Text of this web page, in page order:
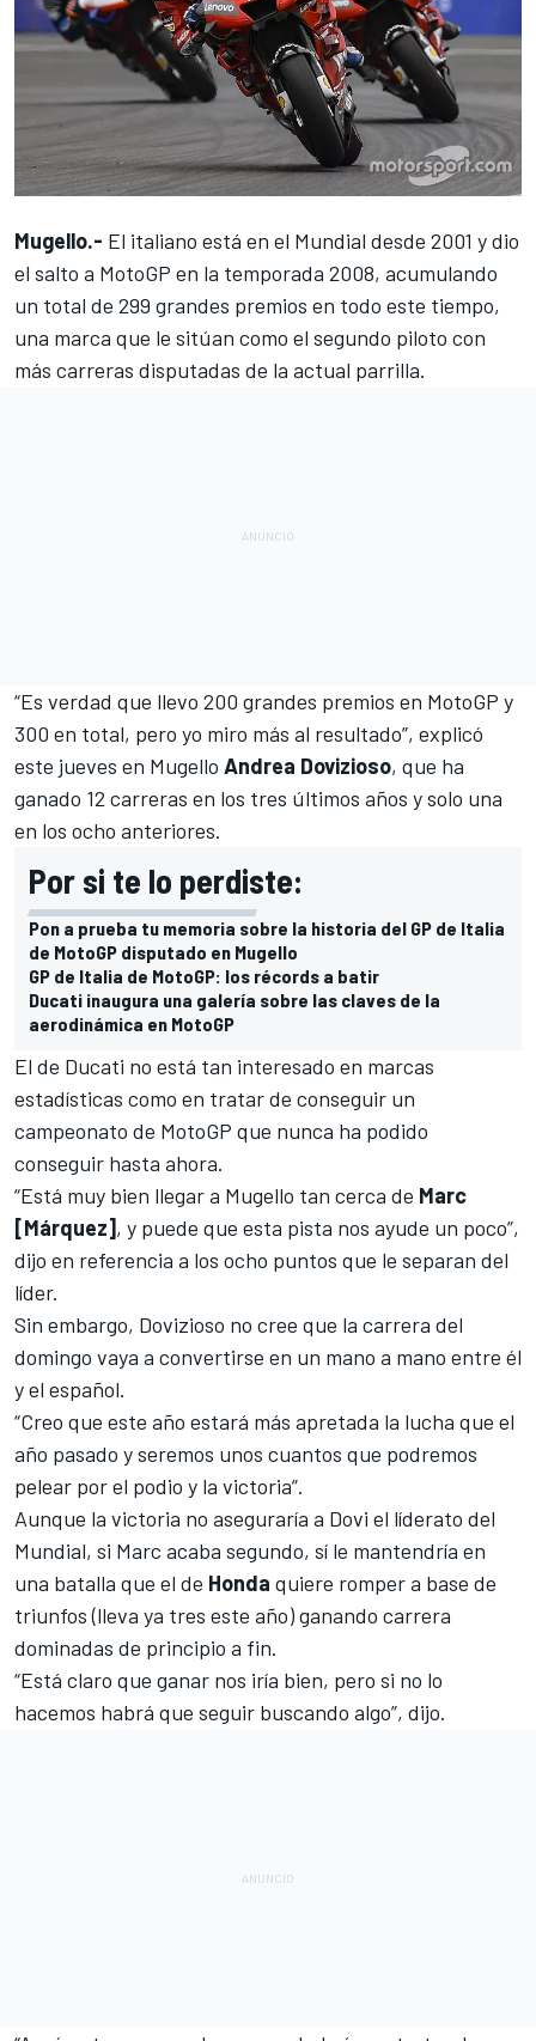
Mugello.- El italiano está en el Mundial desde 2001 y dio
el salto a MotoGP en la temporada 2008, acumulando
un total de 299 grandes premios en todo este tiempo,
una marca que le sitúan como el segundo piloto con
más carreras disputadas de la actual parrilla.
“Es verdad que llevo 200 grandes premios en MotoGP y
300 en total, pero yo miro más al resultado”, explicó
este jueves en Mugello Andrea Dovizioso, que ha
ganado 12 carreras en los tres últimos años y solo una
en los ocho anteriores.
Por si te lo perdiste:
Pon a prueba tu memoria sobre la historia del GP de Italia
de MotoGP disputado en Mugello
GP de Italia de MotoGP: los récords a batir
Ducati inaugura una galería sobre las claves de la
aerodinámica en MotoGP
El de Ducati no está tan interesado en marcas
estadísticas como en tratar de conseguir un
campeonato de MotoGP que nunca ha podido
conseguir hasta ahora.
“Está muy bien llegar a Mugello tan cerca de Marc
[Márquez], y puede que esta pista nos ayude un poco”,
dijo en referencia a los ocho puntos que le separan del
líder.
Sin embargo, Dovizioso no cree que la carrera del
domingo vaya a convertirse en un mano a mano entre él
y el español.
“Creo que este año estará más apretada la lucha que el
año pasado y seremos unos cuantos que podremos
pelear por el podio y la victoria”.
Aunque la victoria no aseguraría a Dovi el líderato del
Mundial, si Marc acaba segundo, sí le mantendría en
una batalla que el de Honda quiere romper a base de
triunfos (lleva ya tres este año) ganando carrera
dominadas de principio a fin.
“Está claro que ganar nos iría bien, pero si no lo
hacemos habrá que seguir buscando algo”, dijo.